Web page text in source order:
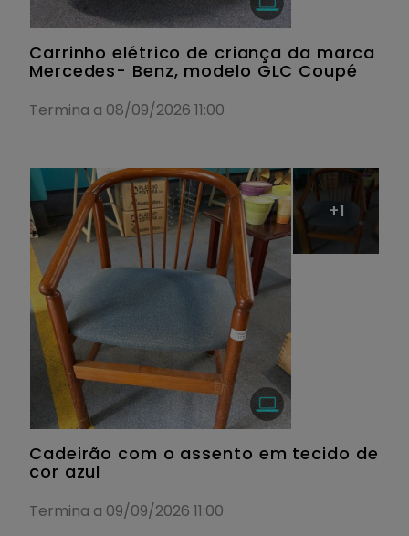
Carrinho elétrico de criança da marca
Mercedes- Benz, modelo GLC Coupé
Termina a 08/09/2026 11:00
+1
Cadeirão com o assento em tecido de
cor azul
Termina a 09/09/2026 11:00